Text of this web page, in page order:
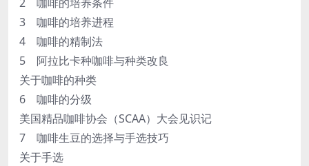
3 咖啡的培养进程
4 咖啡的精制法
5 阿拉比卡种咖啡与种类改良
关于咖啡的种类
6 咖啡的分级
美国精品咖啡协会（SCAA）大会见识记
7 咖啡生豆的选择与手选技巧
关于手选